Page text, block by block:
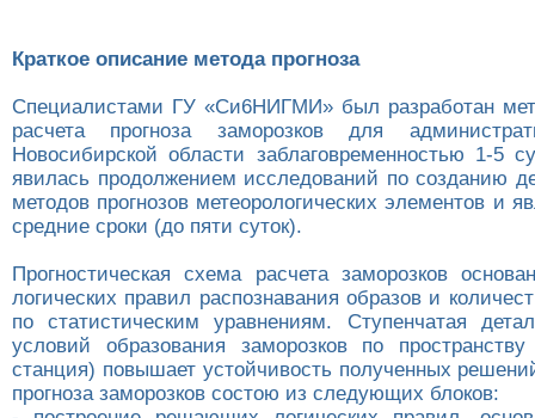
Краткое описание метода прогноза
Специалистами ГУ «Си6НИГМИ» был разработан
расчета прогноза заморозков для
Новосибирской области заблаговременностью 1-5
явилась продолжением исследований по созданию
методов прогнозов метеорологических элементов и
средние сроки (до пяти суток).
Прогностическая схема расчета заморозков
логических правил распознавания образов и
по статистическим уравнениям. Ступенчатая
условий образования заморозков по пространству
станция) повышает устойчивость полученных
прогноза заморозков состою из следующих блоков: